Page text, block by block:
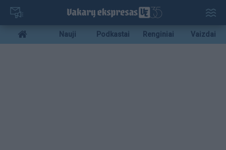
Pereiti
pagrindinį
turinį
Mobile
menu
Nauji Podkastai Renginiai Vaizdai